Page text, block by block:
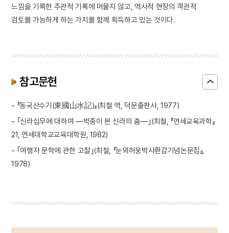
느낌을 기록한 주관적 기록에 머물지 않고, 역사적 현장의 객관적
검토를 가능하게 하는 가치를 함께 획득하고 있는 것이다.
참고문헌
- 『동국산수기(東國山水記)』(최철 역, 덕문출판사, 1977)
- ｢신라십무에 대하여 ―박종이 본 신라의 춤―｣(최철, 『연세교육과학』
21, 연세대학교교육대학원, 1982)
- ｢여행자 문학에 관한 고찰｣(최철, 『눈뫼허웅박사환갑기념논문집』,
1978)